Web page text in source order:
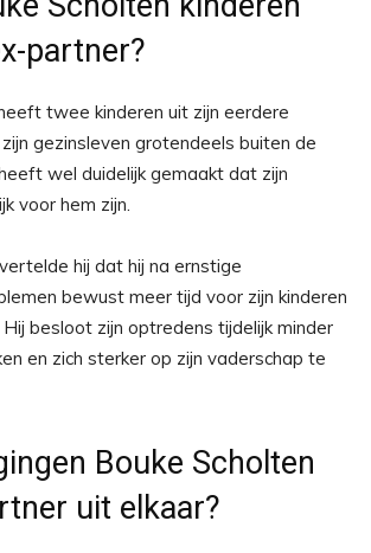
partner?
twee kinderen uit zijn eerdere
gezinsleven grotendeels buiten de
wel duidelijk gemaakt dat zijn
voor hem zijn.
hij dat hij na ernstige
bewust meer tijd voor zijn kinderen
besloot zijn optredens tijdelijk minder
en zich sterker op zijn vaderschap te
Bouke Scholten
uit elkaar?